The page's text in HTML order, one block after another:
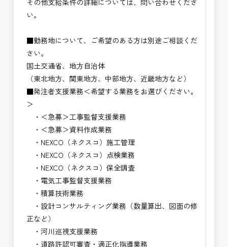
その他支給条件の詳細については、問い合わせくださ
い。
■勤務地について、ご希望のある方は別途ご相談くだ
さい。
国土交通省、地方自治体
（東北地方、関東地方、中部地方、近畿地方など）
■発注者支援業務＜希望する業務をお選びください。
＞
・＜急募＞工事監督支援業務
・＜急募＞資料作成業務
・NEXCO（ネクスコ）施工管理
・NEXCO（ネクスコ）点検業務
・NEXCO（ネクスコ）保全調査
・電気工事監督支援業務
・積算技術業務
・設計コンサルティング業務（数量算出、図面の修
正など）
・河川巡視支援業務
・道路許認可審査・適正化指導業務